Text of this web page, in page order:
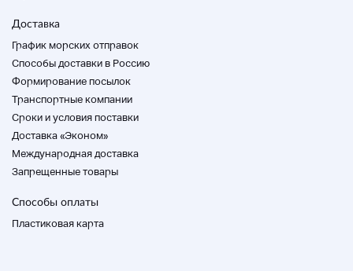
Доставка
График морских отправок
Способы доставки в Россию
Формирование посылок
Транспортные компании
Cроки и условия поставки
Доставка «Эконом»
Международная доставка
Запрещенные товары
Способы оплаты
Пластиковая карта